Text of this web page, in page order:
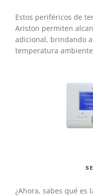
Estos periféricos de
Ariston permiten
adicional, brindando
temperatura
¿Ahora, sabes qué es